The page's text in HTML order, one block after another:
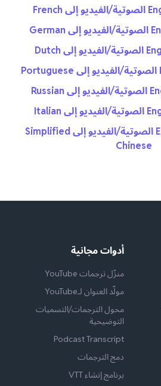
ترجمة ملفات English الصوتية/الفيديو إلى Simplified
Chinese
أدوات مجانية
منزّل ترجمات YouTube
مولّد العنوان لـYouTube
محول الترجمات/التسميات
التوضيحية
Podcast Transcript
دمج الترجمات
برنامج إنشاء VTT